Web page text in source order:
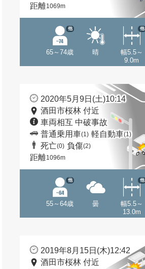
距離1069m
65～74歳
他
晴
幅5.5～
9.0m
他
2020年5月9日(土)10:14
酒田市桜林 付近
車両相互 中破事故
普通乗用車(1) 軽自動車(1)
死亡(0) 負傷(2)
距離1096m
55～64歳
他
曇
幅5.5～
13.0m
他
2019年8月15日(木)12:42
酒田市桜林 付近